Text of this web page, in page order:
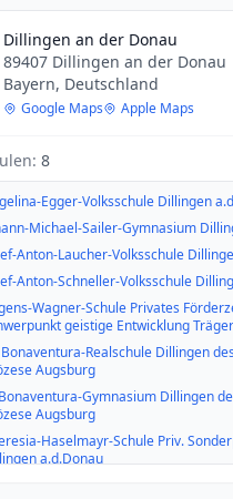
Dillingen an der Donau
89407 Dillingen an der Donau
Bayern, Deutschland
Google Maps Apple Maps
8
Egger-Volksschule Dillingen
Michael-Sailer-Gymnasium
Anton-Laucher-Volksschule
Anton-Schneller-Volksschule
Wagner-Schule Privates
geistige Entwicklung
Realschule Dillingen
Augsburg
Gymnasium Dillingen
Augsburg
Haselmayr-Schule Priv.
a.d.Donau